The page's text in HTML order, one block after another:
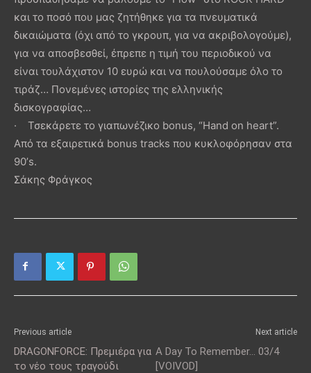
και το ποσό που μας ζητήθηκε για τα πνευματικά
δικαιώματα (όχι από το γκρουπ, για να ακριβολογούμε),
για να αποσβεσθεί, έπρεπε η τιμή του περιοδικού να
είναι τουλάχιστον 10 ευρώ και να πουλούσαμε όλο το
τιράζ… Πονεμένες ιστορίες της ελληνικής
δισκογραφίας…
· Τσεκάρετε το γιαπωνέζικο bonus, “Hand on heart”.
Από τα εξαιρετικά bonus tracks που κυκλοφόρησαν στα
90’s.
Σάκης Φράγκος
Previous article
DRAGONFORCE: Πρεμιέρα για
το νέο τους τραγούδι
Next article
A Day To Remember… 03/4
[VOIVOD]